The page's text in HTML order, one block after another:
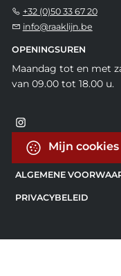
+32 (0)50 33 67 20
info@raaklijn.be
OPENINGSUREN
Maandag tot en met
van 09.00 tot 18.00 u.
Mijn
ALGEMENE
PRIVACYBELEID